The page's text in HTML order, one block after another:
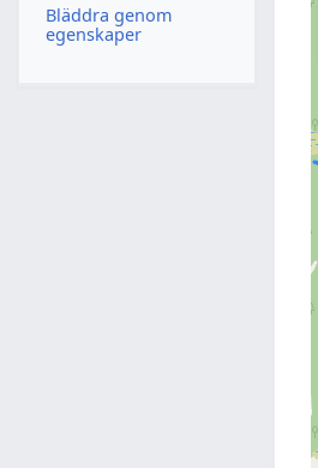
Bläddra genom
egenskaper